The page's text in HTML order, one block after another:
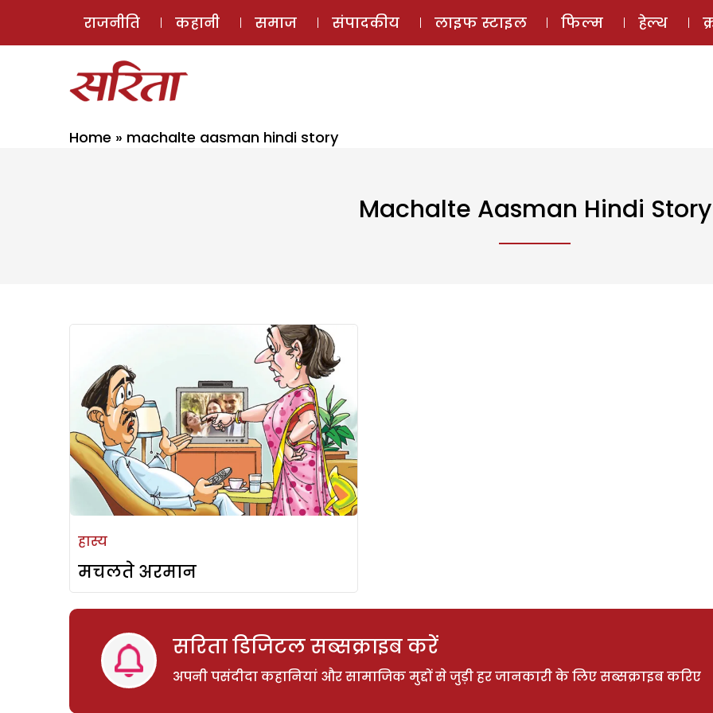
ई-मैगज़ीन
राजनीति कहानी समाज संपादकीय लाइफ स्टाइल फिल्म हेल्थ
Home » machalte aasman hindi story
Machalte Aasman Hindi Story
हास्य
मचलते अरमान
सरिता डिजिटल सब्सक्राइब करें
अपनी पसंदीदा कहानियां और सामाजिक मुद्दों से जुड़ी हर जानकारी के लिए सब्सक्राइब करिए